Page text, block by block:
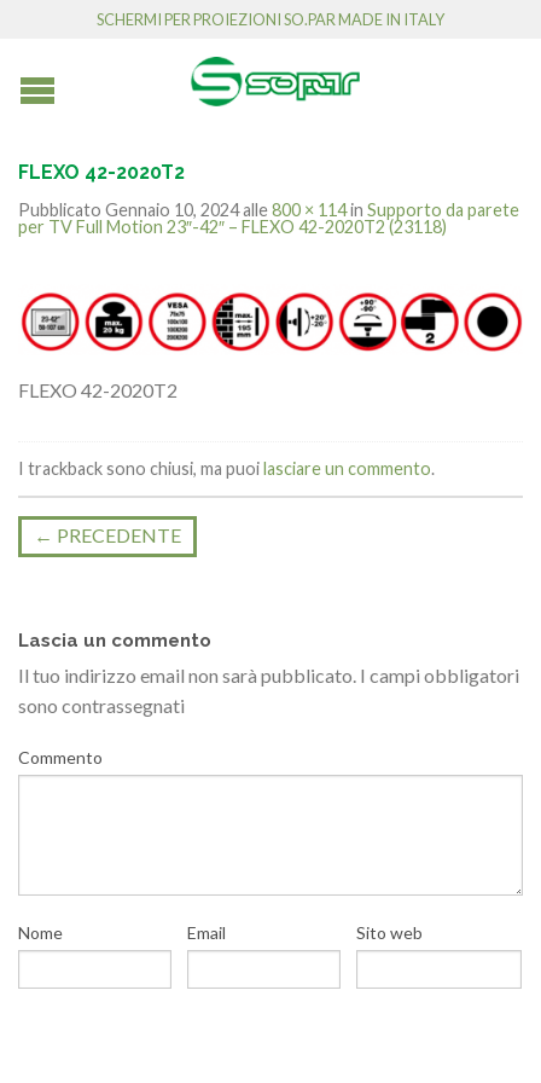
SCHERMI PER PROIEZIONI SO.PAR MADE IN ITALY
FLEXO 42-2020T2
Pubblicato Gennaio 10, 2024alle800 × 114in Supporto da parete
per TV Full Motion 23″-42″ – FLEXO 42-2020T2 (23118)
FLEXO 42-2020T2
I trackback sono chiusi, ma puoilasciare un commento.
← PRECEDENTE
Lascia un commento
Il tuo indirizzo email non sarà pubblicato. I campi obbligatori
sono contrassegnati
Commento
Nome Email Sito web